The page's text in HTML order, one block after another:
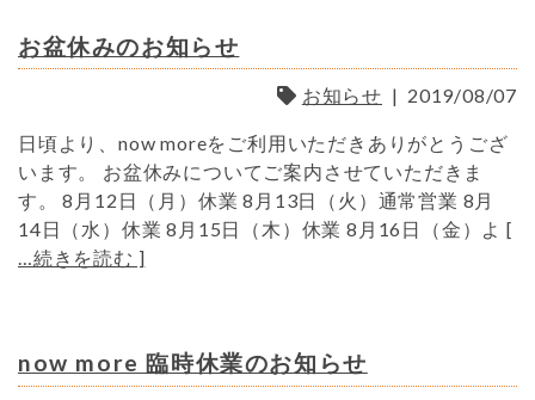
お盆休みのお知らせ
お知らせ | 2019/08/07
日頃より、now moreをご利用いただきありがとうござ
います。 お盆休みについてご案内させていただきま
す。 8月12日（月）休業 8月13日（火）通常営業 8月
14日（水）休業 8月15日（木）休業 8月16日（金）よ [
…続きを読む ]
now more 臨時休業のお知らせ